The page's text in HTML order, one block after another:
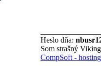
Heslo dňa:
Som strašný
CompSoft -